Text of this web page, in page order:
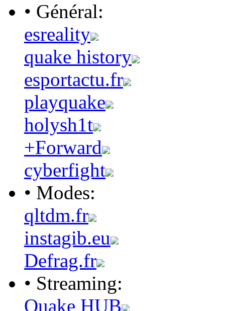
• Général:
esreality
quake history
esportactu.fr
playquake
holysh1t
+Forward
cyberfight
• Modes:
qltdm.fr
instagib.eu
Defrag.fr
• Streaming:
Quake HUB